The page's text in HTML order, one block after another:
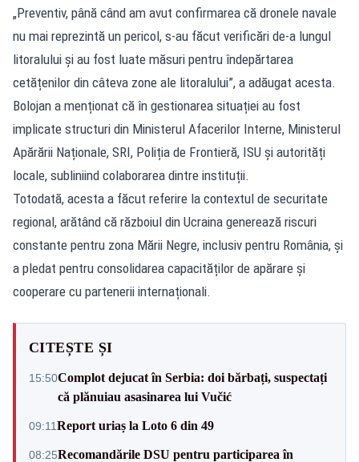
„Preventiv, până când am avut confirmarea că dronele navale
nu mai reprezintă un pericol, s-au făcut verificări de-a lungul
litoralului și au fost luate măsuri pentru îndepărtarea
cetățenilor din câteva zone ale litoralului”, a adăugat acesta.
Bolojan a menționat că în gestionarea situației au fost
implicate structuri din Ministerul Afacerilor Interne, Ministerul
Apărării Naționale, SRI, Poliția de Frontieră, ISU și autorități
locale, subliniind colaborarea dintre instituții.
Totodată, acesta a făcut referire la contextul de securitate
regional, arătând că războiul din Ucraina generează riscuri
constante pentru zona Mării Negre, inclusiv pentru România, și
a pledat pentru consolidarea capacităților de apărare și
cooperare cu partenerii internaționali.
CITEȘTE ȘI
15:50Complot dejucat în Serbia: doi bărbați, suspectați
că plănuiau asasinarea lui Vučić
09:11Report uriaș la Loto 6 din 49
08:25Recomandările DSU pentru participarea în